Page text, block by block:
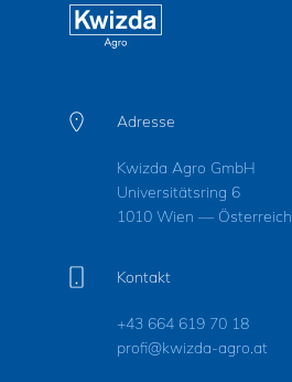
Adresse
Kwizda Agro GmbH
Universitätsring 6
1010 Wien — Österreich
Kontakt
+43 664 619 70 18
profi@kwizda-agro.at